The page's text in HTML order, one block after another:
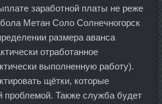
заработной платы не реже
Метан Соло Солнечногорск
размера аванса
отработанное
выполненную работу).
щётки, которые
проблемой. Также служба будет